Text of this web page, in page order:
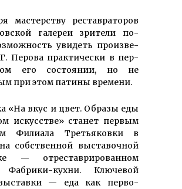
мастерству реставрато­ров
галереи зри­тели по­
увидеть произ­ве­
Перова прак­тически в пер­
его состоя­нии, но не
при этом патины времени.
«На вкус и цвет. Образы еды
искусстве» станет первым
Филиала Третьяковки в
собственной выставочной
— от­реставри­рован­ном
Фабрики-кухни. Ключевой
— еда как перво­